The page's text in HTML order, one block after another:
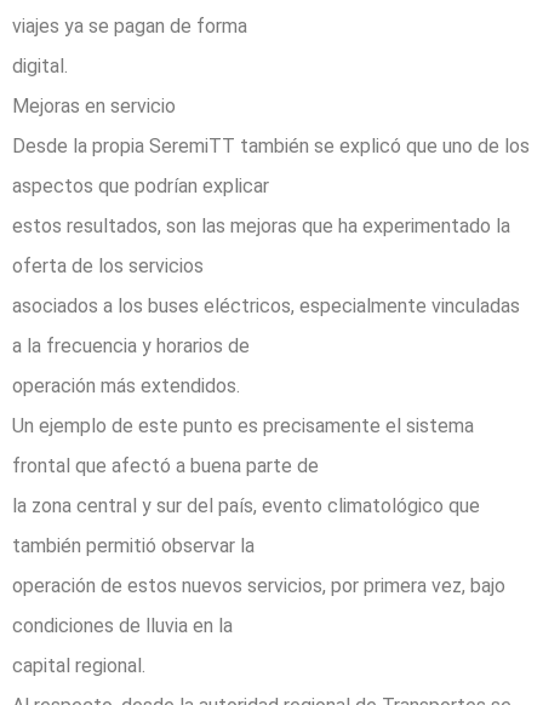
viajes ya se pagan de forma
digital.
Mejoras en servicio
Desde la propia SeremiTT también se explicó que uno de los
aspectos que podrían explicar
estos resultados, son las mejoras que ha experimentado la
oferta de los servicios
asociados a los buses eléctricos, especialmente vinculadas
a la frecuencia y horarios de
operación más extendidos.
Un ejemplo de este punto es precisamente el sistema
frontal que afectó a buena parte de
la zona central y sur del país, evento climatológico que
también permitió observar la
operación de estos nuevos servicios, por primera vez, bajo
condiciones de lluvia en la
capital regional.